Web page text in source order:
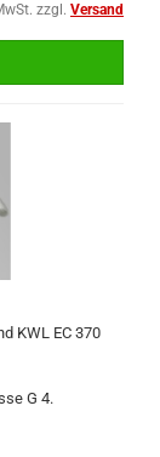
zzgl. Versand
KWL EC 370
G 4.